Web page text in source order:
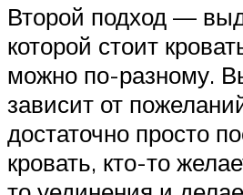
Второй подход —
которой стоит
можно по-разному.
зависит от
достаточно просто
кровать, кто-то